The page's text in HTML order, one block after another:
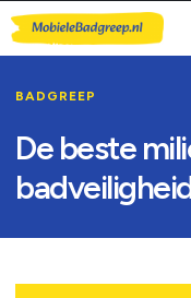
BADGREEP
De beste